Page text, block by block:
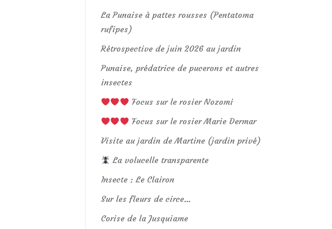
La Punaise à pattes rousses (Pentatoma
rufipes)
Rétrospective de juin 2026 au jardin
Punaise, prédatrice de pucerons et autres
insectes
Focus sur le rosier Nozomi
Focus sur le rosier Marie Dermar
Visite au jardin de Martine (jardin privé)
La volucelle transparente
Insecte : Le Clairon
Sur les fleurs de circe…
Corise de la Jusquiame